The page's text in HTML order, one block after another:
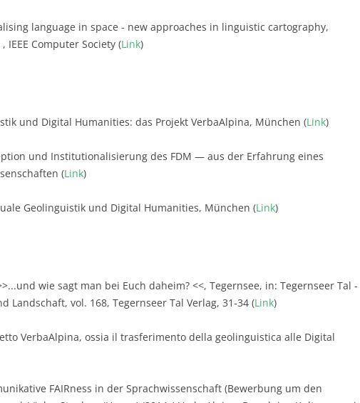
language in space - new approaches in linguistic cartography,
IEEE Computer Society (Link)
und Digital Humanities: das Projekt VerbaAlpina, München (Link)
und Institutionalisierung des FDM — aus der Erfahrung eines
(Link)
Geolinguistik und Digital Humanities, München (Link)
wie sagt man bei Euch daheim? <<, Tegernsee, in: Tegernseer Tal -
vol. 168, Tegernseer Tal Verlag, 31-34 (Link)
VerbaAlpina, ossia il trasferimento della geolinguistica alle Digital
FAIRness in der Sprachwissenschaft (Bewerbung um den